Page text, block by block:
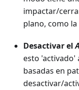
impactar/
plano, como
Desactivar el
esto 'activado'
basadas en
desactivar/